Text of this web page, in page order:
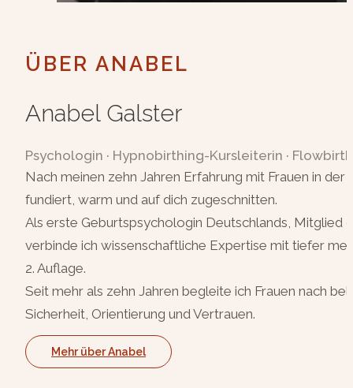
ÜBER ANABEL
Anabel Galster
Psychologin · Hypnobirthing-Kursleiterin ·
Nach meinen zehn Jahren Erfahrung mit Frauen in
fundiert, warm und auf dich zugeschnitten.
Als erste Geburtspsychologin Deutschlands, Mitglied
verbinde ich wissenschaftliche Expertise mit tiefer
2. Auflage.
Seit mehr als zehn Jahren begleite ich Frauen nach
Sicherheit, Orientierung und Vertrauen.
Mehr über Anabel